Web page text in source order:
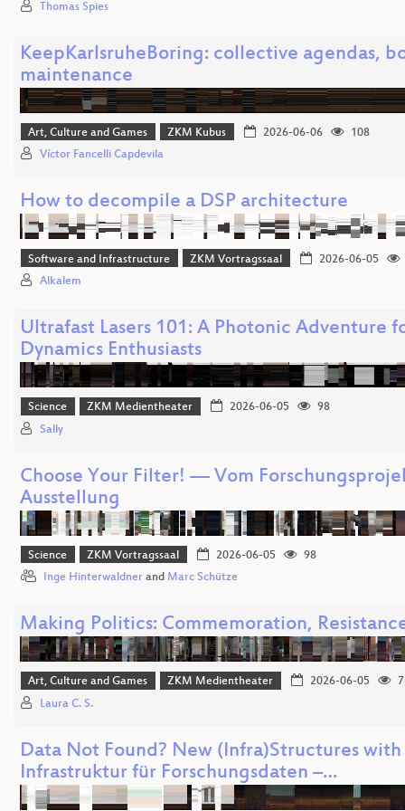
Thomas Spies
KeepKarlsruheBoring: collective agendas,
maintenance
Art, Culture and Games ZKM Kubus 2026-06-06
108
Víctor Fancelli Capdevila
How to decompile a DSP architecture
Software and Infrastructure ZKM Vortragssaal 2026-06-05
Alkalem
Ultrafast Lasers 101: A Photonic Adventure
Dynamics Enthusiasts
Science ZKM Medientheater 2026-06-05
98
Sally
Choose Your Filter! — Vom
Ausstellung
Science ZKM Vortragssaal 2026-06-05
98
Inge Hinterwaldner and Marc Schütze
Making Politics: Commemoration,
Art, Culture and Games ZKM Medientheater 2026-06-05
Laura C. S.
Data Not Found? New (Infra)Structures
Infrastruktur für Forschungsdaten –…